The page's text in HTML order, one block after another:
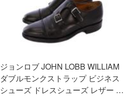
ジョンロブ JOHN LOBB WILLIAM
ダブルモンクストラップ ビジネス
シューズ ドレスシューズ レザー 1